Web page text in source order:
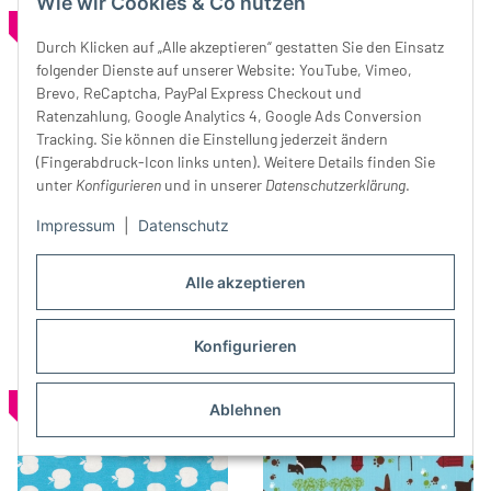
Alle akzeptieren
Konfigurieren
Ablehnen
Durch Klicken auf „Alle akzeptieren“ gestatten Sie den Einsatz
folgender Dienste auf unserer Website: YouTube, Vimeo,
Brevo, ReCaptcha, PayPal Express Checkout und
Ratenzahlung, Google Analytics 4, Google Ads Conversion
Tracking. Sie können die Einstellung jederzeit ändern
(Fingerabdruck-Icon links unten). Weitere Details finden Sie
unter Konfigurieren und in unserer Datenschutzerklärung.
Impressum Datenschutz
Baumwollstoff MOST
BEAUTIFUL, Lilien, rosa, ring